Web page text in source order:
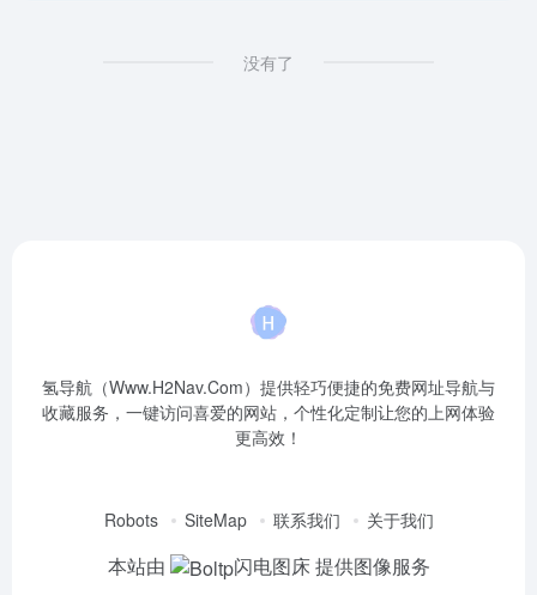
没有了
氢导航（Www.H2Nav.Com）提供轻巧便捷的免费网址导航与
收藏服务，一键访问喜爱的网站，个性化定制让您的上网体验
更高效！
Robots SiteMap 联系我们 关于我们
本站由 闪电图床提供图像服务